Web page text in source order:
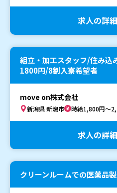
求人の詳
組立・加工スタッフ/住み
1800円/8割入寮希望者
move on株式会社
新潟県 新潟市 時給1,800円～
求人の詳
クリーンルームでの医薬品